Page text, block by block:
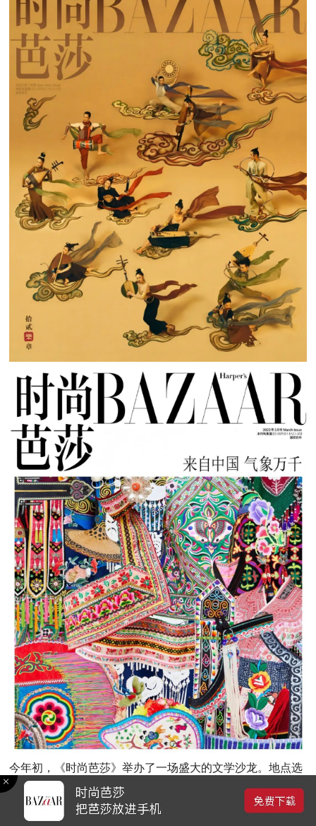
今年初，《时尚芭莎》举办了一场盛大的文学沙龙。地点选
在了贝尔蒙德酒店的奥斯卡·王尔德厅。布克奖入围作家黛西
·约翰逊（Daisy Johnson）朗读了故事集《旅馆》，并且分享
了自己创作背后的故事。